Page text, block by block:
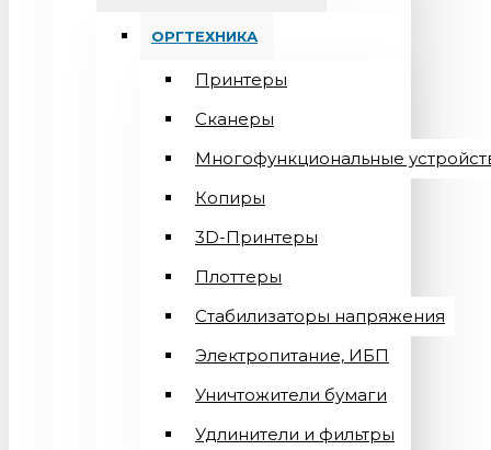
ОРГТЕХНИКА
Принтеры
Сканеры
Многофункциональные
Копиры
3D-Принтеры
Плоттеры
Стабилизаторы напряжения
Электропитание, ИБП
Уничтожители бумаги
Удлинители и фильтры